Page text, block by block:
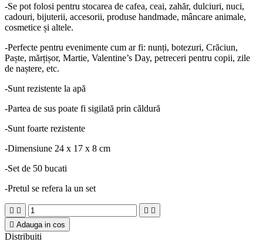
-Se pot folosi pentru stocarea de cafea, ceai, zahăr, dulciuri, nuci,
cadouri, bijuterii, accesorii, produse handmade, mâncare animale,
cosmetice și altele.
-Perfecte pentru evenimente cum ar fi: nunți, botezuri, Crăciun,
Paște, mărțișor, Martie, Valentine’s Day, petreceri pentru copii, zile
de naștere, etc.
-Sunt rezistente la apă
-Partea de sus poate fi sigilată prin căldură
-Sunt foarte rezistente
-Dimensiune 24 x 17 x 8 cm
-Set de 50 bucati
-Pretul se refera la un set
   
 Adauga in cos
Distribuiti